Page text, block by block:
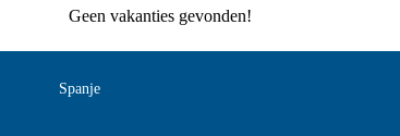
Geen vakanties gevonden!
Spanje